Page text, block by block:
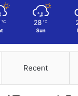
℃ 28 ℃
Sun
Recent